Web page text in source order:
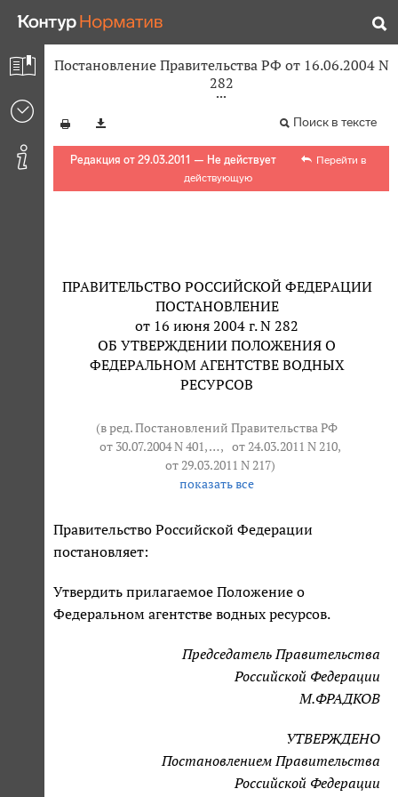
Постановление Правительства РФ от 16.06.2004 N
282
Поиск в тексте
Редакция от 29.03.2011 — Не действует
Перейти в
действующую
ПРАВИТЕЛЬСТВО РОССИЙСКОЙ ФЕДЕРАЦИИ
ПОСТАНОВЛЕНИЕ
от 16 июня 2004 г. N 282
ОБ УТВЕРЖДЕНИИ ПОЛОЖЕНИЯ О
ФЕДЕРАЛЬНОМ АГЕНТСТВЕ ВОДНЫХ
РЕСУРСОВ
(в ред. Постановлений Правительства РФ
от 30.07.2004 N 401, … , от 24.03.2011 N 210,
от 29.03.2011 N 217)
показать все
Правительство Российской Федерации
постановляет:
Утвердить прилагаемое Положение о
Федеральном агентстве водных ресурсов.
Председатель Правительства
Российской Федерации
М.ФРАДКОВ
УТВЕРЖДЕНО
Постановлением Правительства
Российской Федерации